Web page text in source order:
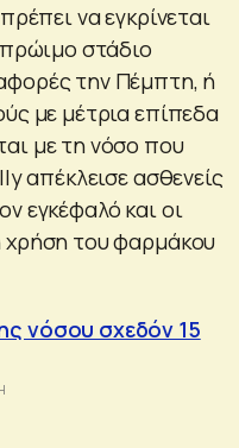
να εγκρίνεται
στάδιο
την Πέμπτη, ή
με μέτρια επίπεδα
με τη νόσο που
απέκλεισε ασθενείς
εγκέφαλό και οι
χρήση του φαρμάκου
νόσου σχεδόν 15